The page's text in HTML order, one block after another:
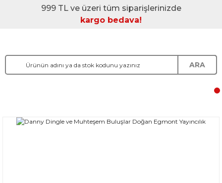
999 TL ve üzeri tüm siparişlerinizde
kargo bedava!
ARA